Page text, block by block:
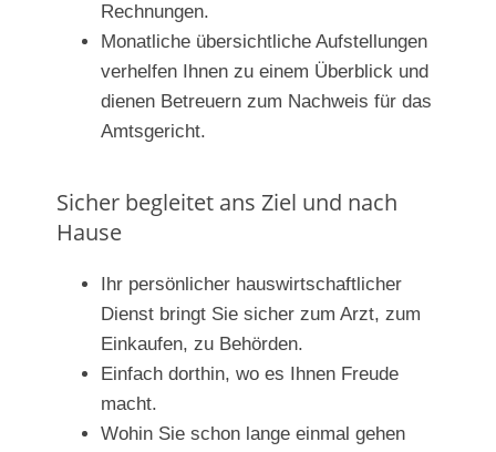
Rechnungen.
Monatliche übersichtliche Aufstellungen
verhelfen Ihnen zu einem Überblick und
dienen Betreuern zum Nachweis für das
Amtsgericht.
Sicher begleitet ans Ziel und nach
Hause
Ihr persönlicher hauswirtschaftlicher
Dienst bringt Sie sicher zum Arzt, zum
Einkaufen, zu Behörden.
Einfach dorthin, wo es Ihnen Freude
macht.
Wohin Sie schon lange einmal gehen